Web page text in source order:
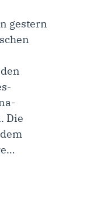
gestern
Die